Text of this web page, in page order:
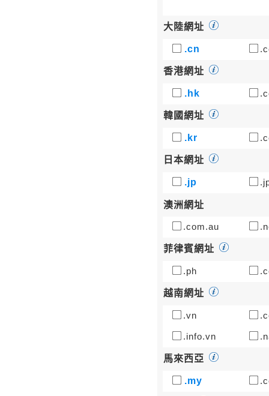
大陸網址
.cn
香港網址
.hk
韓國網址
.kr
日本網址
.jp
澳洲網址
.com.au
菲律賓網址
.ph
越南網址
.vn
.info.vn
馬來西亞
.my